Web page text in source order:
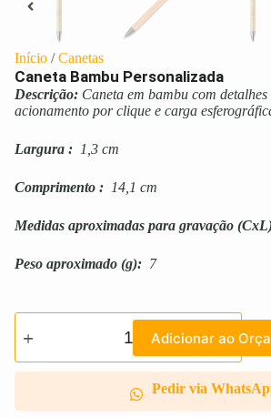
Início /Canetas
Caneta Bambu Personalizada
Descrição: Caneta em bambu com
acionamento por clique e carga
Largura : 1,3 cm
Comprimento : 14,1 cm
Medidas aproximadas para gravação
Peso aproximado (g): 7
Adicionar ao
Pedir via